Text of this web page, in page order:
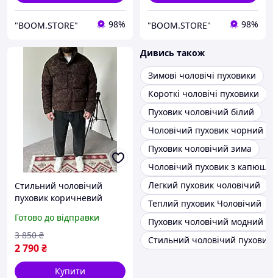
"BOOM.STORE" 98% "BOOM.STORE" 98%
Стильний чоловічий
пуховик коричневий
пейслі, Турецькі зимовий
чоловічий пуховик
коричневого кольору без
ка
Готово до відправки
2 790₴
3 850 ₴
Купити
Дивись також
Зимові чоловічі пуховики
Короткі чоловічі пуховики
Пуховик чоловічий білий
Чоловічий пуховик чорний
Пуховик чоловічий зима
Чоловічий пуховик з
Легкий пуховик чоловічий
Теплий пуховик Чоловічий
Пуховик чоловічий модний
Стильний чоловічий пуховик